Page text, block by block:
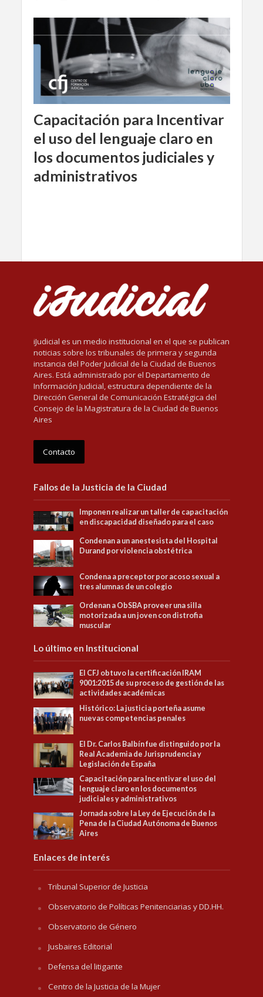
Capacitación para Incentivar
el uso del lenguaje claro en
los documentos judiciales y
administrativos
iJudicial es un medio institucional en el que se publican
noticias sobre los tribunales de primera y segunda
instancia del Poder Judicial de la Ciudad de Buenos
Aires. Está administrado por el Departamento de
Información Judicial, estructura dependiente de la
Dirección General de Comunicación Estratégica del
Consejo de la Magistratura de la Ciudad de Buenos
Aires
Contacto
Fallos de la Justicia de la Ciudad
Imponen realizar un taller de capacitación
en discapacidad diseñado para el caso
Condenan a un anestesista del Hospital
Durand por violencia obstétrica
Condena a preceptor por acoso sexual a
tres alumnas de un colegio
Ordenan a ObSBA proveer una silla
motorizada a un joven con distrofia
muscular
Lo último en Institucional
El CFJ obtuvo la certificación IRAM
9001:2015 de su proceso de gestión de las
actividades académicas
Histórico: La justicia porteña asume
nuevas competencias penales
El Dr. Carlos Balbín fue distinguido por la
Real Academia de Jurisprudencia y
Legislación de España
Capacitación para Incentivar el uso del
lenguaje claro en los documentos
judiciales y administrativos
Jornada sobre la Ley de Ejecución de la
Pena de la Ciudad Autónoma de Buenos
Aires
Enlaces de interés
Tribunal Superior de Justicia
Observatorio de Políticas Penitenciarias y DD.HH.
Observatorio de Género
Jusbaires Editorial
Defensa del litigante
Centro de la Justicia de la Mujer